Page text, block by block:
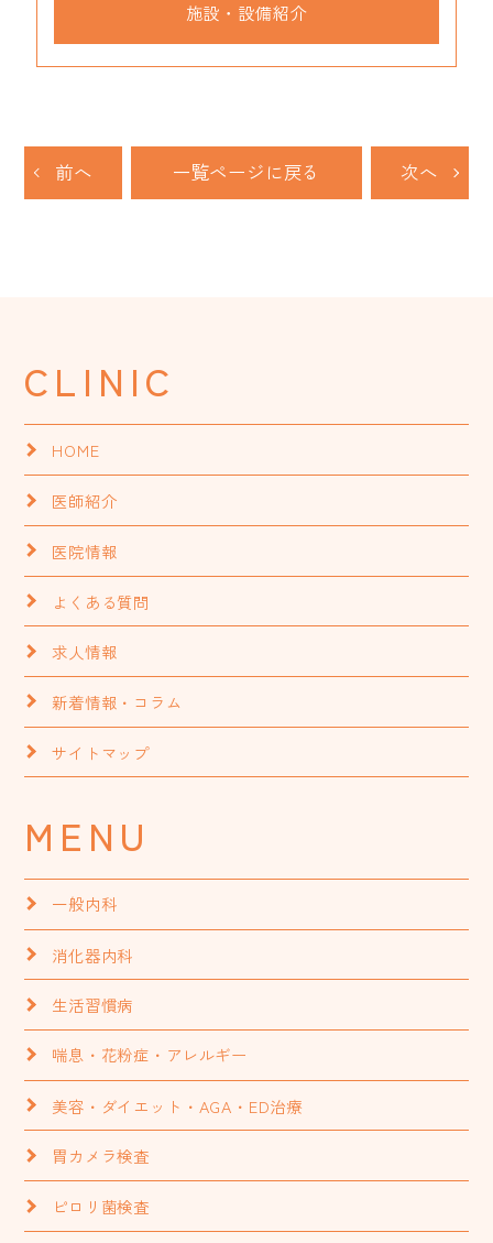
施設・設備紹介
前へ 一覧ページに戻る 次へ
CLINIC
HOME
医師紹介
医院情報
よくある質問
求人情報
新着情報・コラム
サイトマップ
MENU
一般内科
消化器内科
生活習慣病
喘息・花粉症・アレルギー
美容・ダイエット・AGA・ED治療
胃カメラ検査
ピロリ菌検査